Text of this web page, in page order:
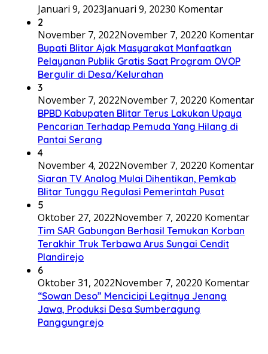
Januari 9, 2023Januari 9, 20230 Komentar
2
November 7, 2022November 7, 20220 Komentar
Bupati Blitar Ajak Masyarakat Manfaatkan
Pelayanan Publik Gratis Saat Program OVOP
Bergulir di Desa/Kelurahan
3
November 7, 2022November 7, 20220 Komentar
BPBD Kabupaten Blitar Terus Lakukan Upaya
Pencarian Terhadap Pemuda Yang Hilang di
Pantai Serang
4
November 4, 2022November 7, 20220 Komentar
Siaran TV Analog Mulai Dihentikan, Pemkab
Blitar Tunggu Regulasi Pemerintah Pusat
5
Oktober 27, 2022November 7, 20220 Komentar
Tim SAR Gabungan Berhasil Temukan Korban
Terakhir Truk Terbawa Arus Sungai Cendit
Plandirejo
6
Oktober 31, 2022November 7, 20220 Komentar
“Sowan Deso” Mencicipi Legitnya Jenang
Jawa, Produksi Desa Sumberagung
Panggungrejo